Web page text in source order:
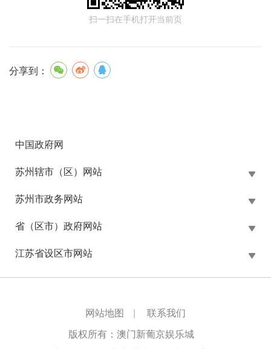
扫一扫在手机打开当前页
分享到：
中国政府网
苏州辖市（区）网站
苏州市政务网站
省（区市）政府网站
江苏省设区市网站
网站地图 联系我们
版权所有：澳门新葡京娱乐城